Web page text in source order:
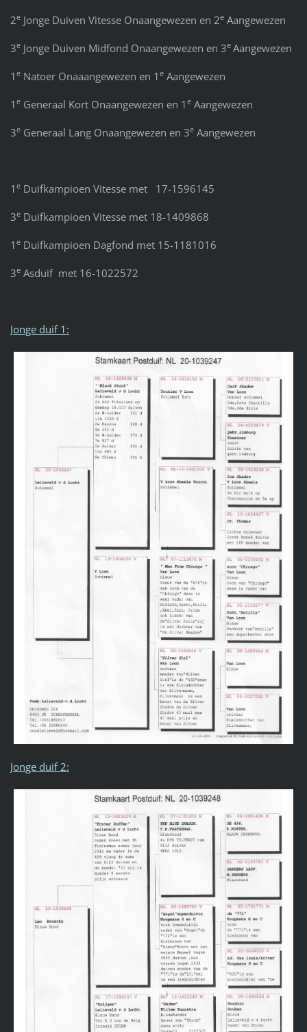
2eJonge Duiven Vitesse Onaangewezen en 2eAangewezen
3eJonge Duiven Midfond Onaangewezen en 3e Aangewezen
1 eNatoer Onaaangewezen en 1 eAangewezen
1 eGeneraal Kort Onaangewezen en 1 eAangewezen
3eGeneraal Lang Onaangewezen en 3eAangewezen
1 eDuifkampioen Vitesse met 17-1596145
3eDuifkampioen Vitesse met 18-1409868
1 eDuifkampioen Dagfond met 15-1181016
3eAsduif met 16-1022572
Jonge duif 1:
Jonge duif 2: